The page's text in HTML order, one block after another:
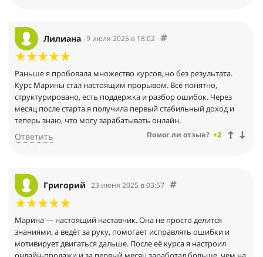
Лилиана 9 июля 2025 в 18:02
Раньше я пробовала множество курсов, но без результата.
Курс Марины стал настоящим прорывом. Всё понятно,
структурировано, есть поддержка и разбор ошибок. Через
месяц после старта я получила первый стабильный доход и
теперь знаю, что могу зарабатывать онлайн.
Ответить Помог ли отзыв? +2
Григорий 23 июня 2025 в 03:57
Марина — настоящий наставник. Она не просто делится
знаниями, а ведёт за руку, помогает исправлять ошибки и
мотивирует двигаться дальше. После её курса я настроил